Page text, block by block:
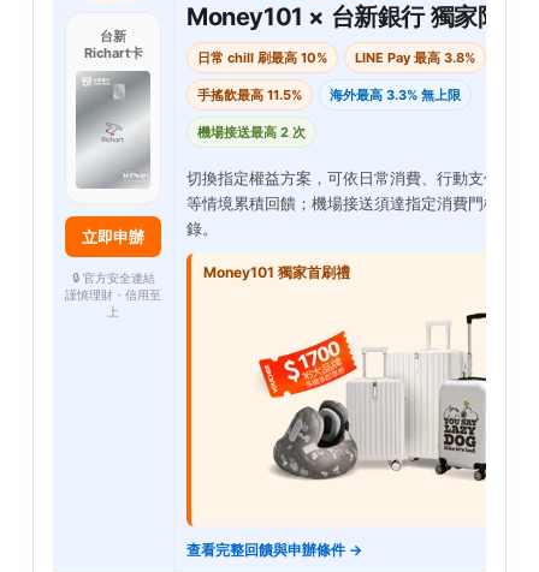
台新
Richart卡
立即申辦
🔒 官方安全連結
謹慎理財・信用至
上
Money101 × 台新銀行 獨家限定
日常 chill 刷最高 10% LINE Pay 最高 3.8%
手搖飲最高 11.5% 海外最高 3.3% 無上限
機場接送最高 2 次
切換指定權益方案，可依日常消費、行動支付、海
等情境累積回饋；機場接送須達指定消費門檻並完
錄。
Money101 獨家首刷禮
查看完整回饋與申辦條件 →